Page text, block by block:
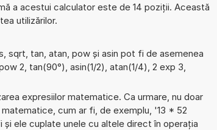
a acestui calculator este de 14 poziții. Această
utilizărilor.
sqrt, tan, atan, pow și asin pot fi de asemenea
2, tan(90°), asin(1/2), atan(1/4), 2 exp 3,
expresiilor matematice. Ca urmare, nu doar
cum ar fi, de exemplu, '13 * 52
ele cuplate unele cu altele direct în operația